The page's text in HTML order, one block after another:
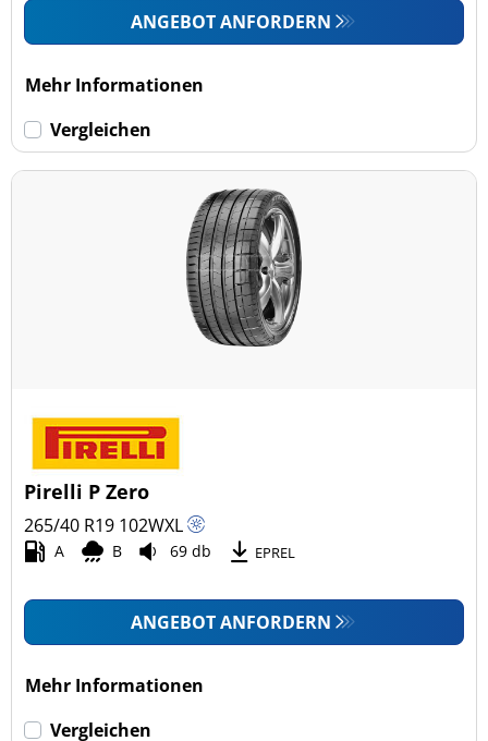
ANGEBOT ANFORDERN
Mehr Informationen
Vergleichen
Pirelli P Zero
265/40 R19 102WXL
A B 69 db EPREL
ANGEBOT ANFORDERN
Mehr Informationen
Vergleichen